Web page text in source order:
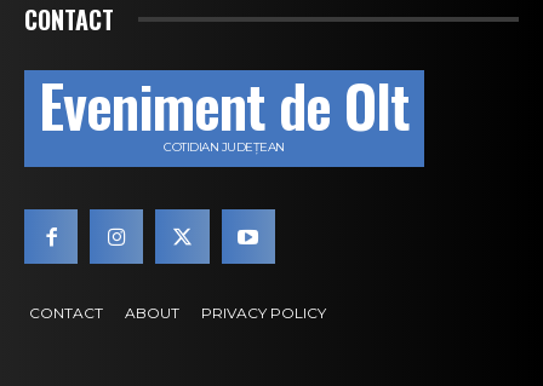
CONTACT
Eveniment de Olt
COTIDIAN JUDEȚEAN
CONTACT ABOUT PRIVACY POLICY